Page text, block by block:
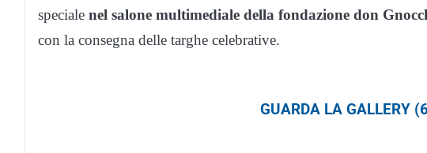
speciale nel salone multimediale della fondazione don
con la consegna delle targhe celebrative.
GUARDA LA GALLERY